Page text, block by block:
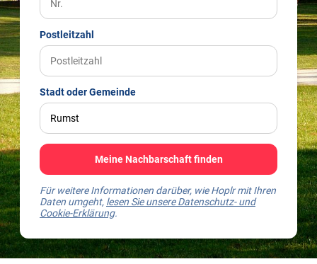
Postleitzahl
Stadt oder Gemeinde
Meine Nachbarschaft finden
Für weitere Informationen darüber, wie Hoplr mit Ihren
Daten umgeht, lesen Sie unsere Datenschutz- und
Cookie-Erklärung.